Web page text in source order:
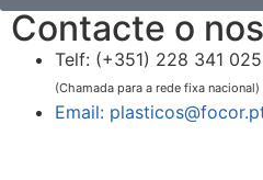
Contacte o
Telf: (+351) 228 341 025
(Chamada para a rede fixa nacional)
Email: